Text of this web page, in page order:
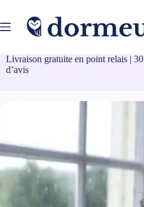
contenu
Livraison gratuite en point relais |
d’avis